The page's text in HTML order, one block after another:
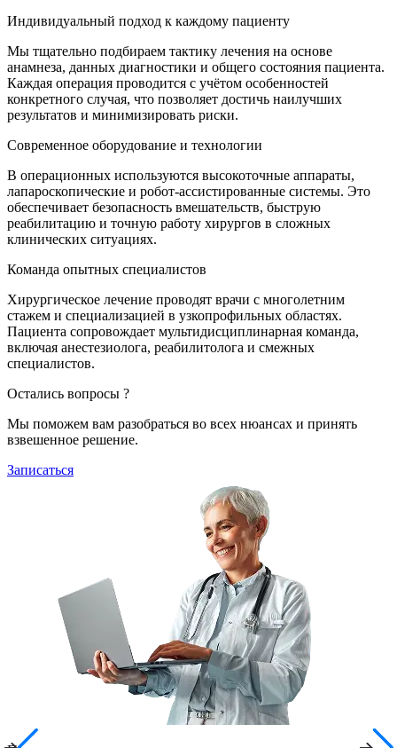
Индивидуальный подход к каждому пациенту
Мы тщательно подбираем тактику лечения на основе
анамнеза, данных диагностики и общего состояния пациента.
Каждая операция проводится с учётом особенностей
конкретного случая, что позволяет достичь наилучших
результатов и минимизировать риски.
Современное оборудование и технологии
В операционных используются высокоточные аппараты,
лапароскопические и робот-ассистированные системы. Это
обеспечивает безопасность вмешательств, быструю
реабилитацию и точную работу хирургов в сложных
клинических ситуациях.
Команда опытных специалистов
Хирургическое лечение проводят врачи с многолетним
стажем и специализацией в узкопрофильных областях.
Пациента сопровождает мультидисциплинарная команда,
включая анестезиолога, реабилитолога и смежных
специалистов.
Остались вопросы ?
Мы поможем вам разобраться во всех нюансах и принять
взвешенное решение.
Записаться